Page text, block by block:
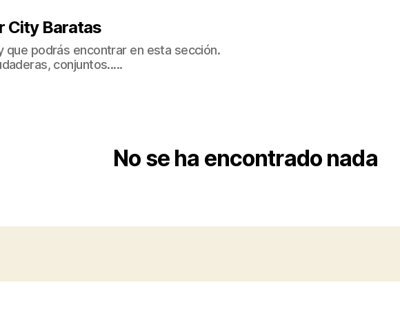
City Baratas
podrás encontrar en esta sección.
conjuntos.....
No se ha encontrado nada